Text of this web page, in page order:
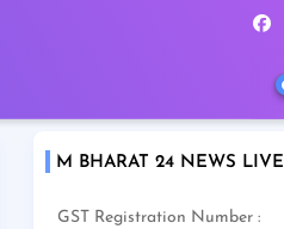
M BHARAT 24 NEWS LIVE
GST Registration Number :